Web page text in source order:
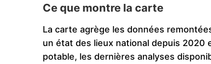
Ce que montre la carte
La carte agrège les données
un état des lieux national depuis 2020
potable, les dernières analyses